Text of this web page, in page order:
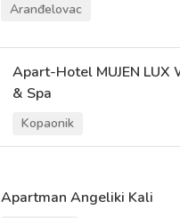
Aranđelovac
Apart-Hotel MUJEN LUX
& Spa
Kopaonik
Apartman Angeliki Kali